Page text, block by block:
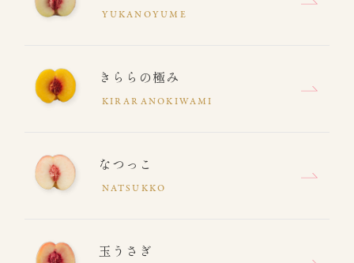
YUKANOYUME
きららの極み
KIRARANOKIWAMI
なつっこ
NATSUKKO
玉うさぎ